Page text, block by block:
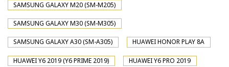
SAMSUNG GALAXY M20 (SM-M205)
SAMSUNG GALAXY M30 (SM-M305)
SAMSUNG GALAXY A30 (SM-A305) HUAWEI HONOR PLAY 8A
HUAWEI Y6 2019 (Y6 PRIME 2019) HUAWEI Y6 PRO 2019